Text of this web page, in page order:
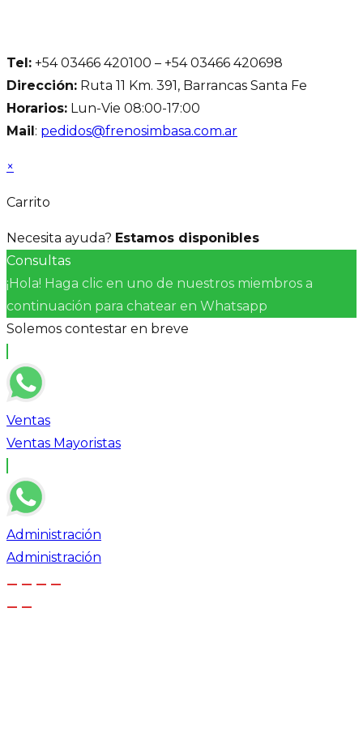
Tel: +54 03466 420100 – +54 03466 420698
Dirección: Ruta 11 Km. 391, Barrancas Santa Fe
Horarios: Lun-Vie 08:00-17:00
Mail : pedidos@frenosimbasa.com.ar
×
Carrito
Necesita ayuda? Estamos disponibles
Consultas
¡Hola! Haga clic en uno de nuestros miembros a
continuación para chatear en Whatsapp
Solemos contestar en breve
Ventas
Ventas Mayoristas
Administración
Administración